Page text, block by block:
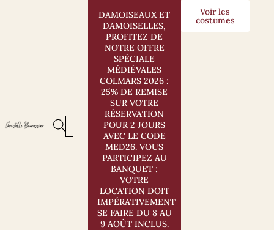
DAMOISEAUX ET
DAMOISELLES,
PROFITEZ DE
NOTRE OFFRE
SPÉCIALE
MÉDIÉVALES
COLMARS 2026 :
25% DE REMISE
SUR VOTRE
RÉSERVATION
POUR 2 JOURS
AVEC LE CODE
MED26. VOUS
PARTICIPEZ AU
BANQUET :
VOTRE
LOCATION DOIT
IMPÉRATIVEMENT
SE FAIRE DU 8 AU
9 AOÛT INCLUS.
Voir les
costumes